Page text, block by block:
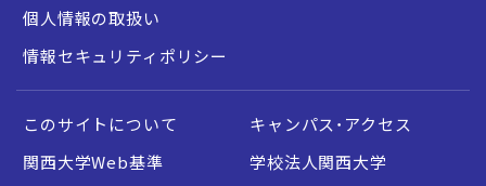
個人情報の取扱い
情報セキュリティポリシー
このサイトについて
キャンパス・アクセス
関西大学Web基準
学校法人関西大学